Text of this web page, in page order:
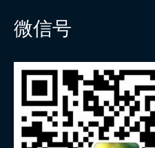
微信号